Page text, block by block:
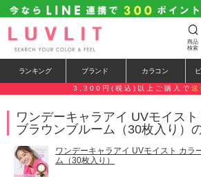
商品
検索
ランキング ブランド カラコン
3,300円(税込)以上ご購入で 送
ワンデーキャラアイ UVモイス
ブラウンブルーム（30枚入り）
ワンデーキャラアイ UVモイスト カラ
ム（30枚入り）